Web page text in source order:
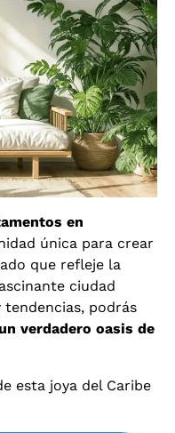
en
única para crear
que refleje la
ciudad
tendencias, podrás
verdadero oasis de
esta joya del Caribe